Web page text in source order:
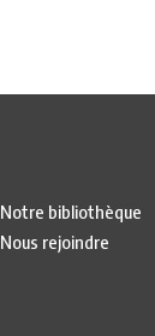
Notre bibliothèque
Nous rejoindre